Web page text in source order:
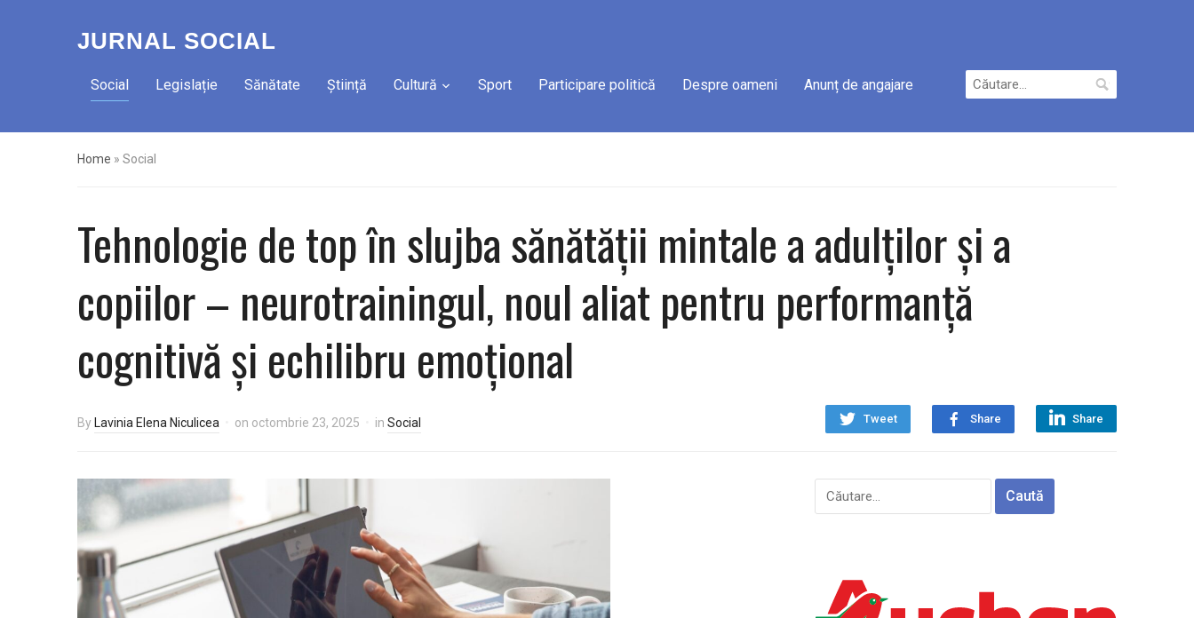
JURNAL SOCIAL
Social Legislație Sănătate Știință Cultură Sport Participare politică Despre oameni Anunț de angajare
Caută
după:
Home » Social
Tehnologie de top în slujba sănătății mintale a adulților și a
copiilor – neurotrainingul, noul aliat pentru performanță
cognitivă și echilibru emoțional
Tweet Share Share
By Lavinia Elena Niculicea on octombrie 23, 2025 in Social
Caută
după: